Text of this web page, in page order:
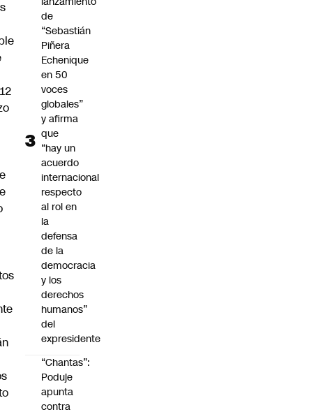
de
“Sebastián
Piñera
Echenique
en 50
voces
globales”
y afirma
que
“hay un
acuerdo
internacional
respecto
al rol en
la
defensa
de la
democracia
y los
derechos
humanos”
del
expresidente
“Chantas”:
Poduje
apunta
contra